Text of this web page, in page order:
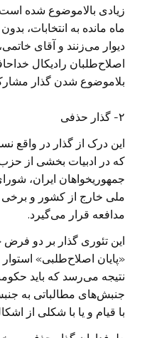
زیادی بالاموضوع شده
ماه مانده به انتخابات،
دیوار می‌زنند و آقای
اصلاح‌طلبان رادیکال
بلاموضوع شدن گذار
٢- گذار حذفی
این درک از گذار در واقع
که در ادبیات بخشی از
جمهوریخواهان ایران،
ملی خارج از کشور و برخی
مدافعه قرار می‌گیرد.
این تئوری گذار بر دو
«پایان اصلاح‌طلبی»
نتیجه می‌رسد که باید
جنبش‌های مطالباتی به
با قیام و یا با شکلی از